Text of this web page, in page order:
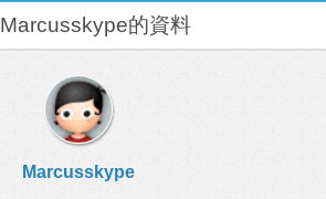
Marcusskype的資料
Marcusskype